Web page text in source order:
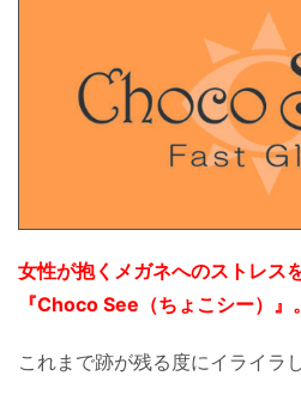
女性が抱くメガネへのストレス
『Choco See（ちょこシー）』。
これまで跡が残る度にイライラ